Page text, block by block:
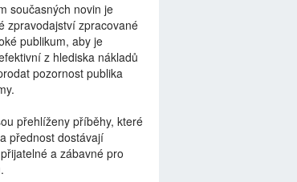
současných novin je
zpravodajství zpracované
publikum, aby je
z hlediska nákladů
pozornost publika
přehlíženy příběhy, které
přednost dostávají
a zábavné pro